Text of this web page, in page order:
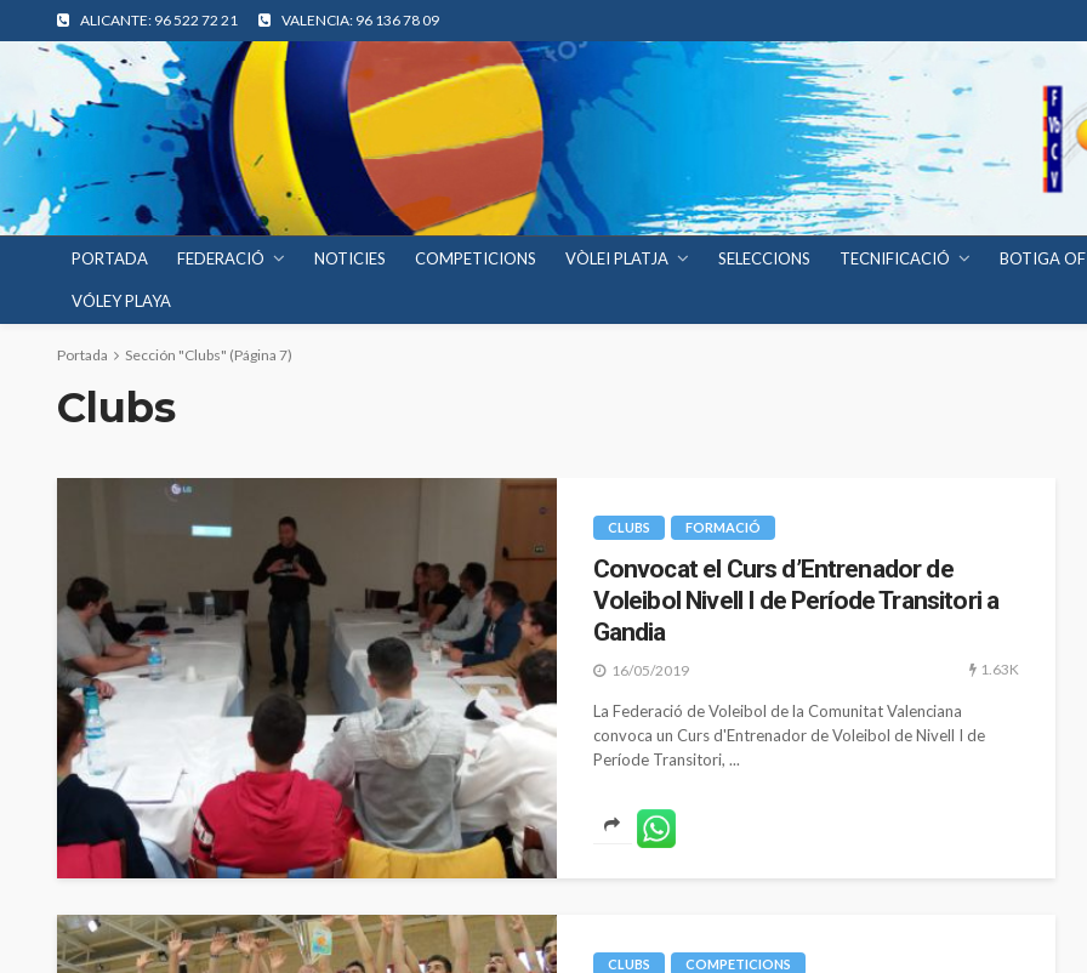
ALICANTE: 96 522 72 21 VALENCIA: 96 136 78 09
PORTADA FEDERACIÓ NOTICIES COMPETICIONS VÒLEI PLATJA SELECCIONS TECNIFICACIÓ BOTIGA
VÓLEY PLAYA
Portada Sección "Clubs" (Página 7)
Clubs
CLUBS FORMACIÓ
Convocat el Curs d’Entrenador de
Voleibol Nivell I de Període Transitori a
Gandia
16/05/2019 1.63K
La Federació de Voleibol de la Comunitat Valenciana
convoca un Curs d'Entrenador de Voleibol de Nivell I de
Període Transitori, ...
CLUBS COMPETICIONS